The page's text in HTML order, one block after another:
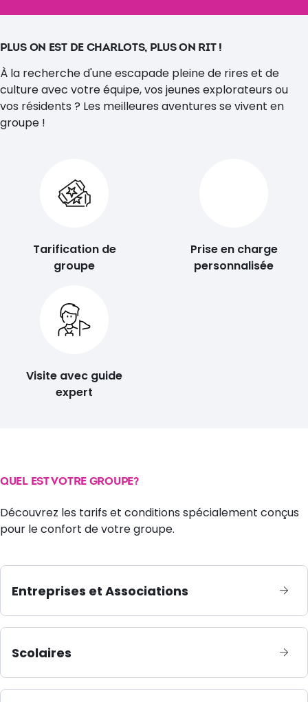
PLUS ON EST DE CHARLOTS, PLUS ON RIT !
À la recherche d'une escapade pleine de rires et de
culture avec votre équipe, vos jeunes explorateurs ou
vos résidents ? Les meilleures aventures se vivent en
groupe !
Tarification de
groupe
Prise en charge
personnalisée
Visite avec guide
expert
QUEL EST VOTRE GROUPE?
Découvrez les tarifs et conditions spécialement conçus
pour le confort de votre groupe.
Entreprises et Associations
Scolaires